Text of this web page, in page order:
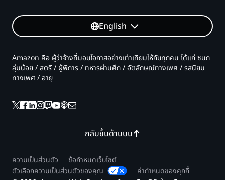
English
กลับขึ้นด้านบน
Amazon คือ ผู้ว่าจ้างที่มอบโอกาสอย่างเท่าเทียมให้กับทุกคน ได้แก่ ชนก
ลุ่มน้อย / สตรี / ผู้พิการ / ทหารผ่านศึก / อัตลักษณ์ทางเพศ / รสนิยม
ทางเพศ / อายุ
ความเป็นส่วนตัว
ข้อกำหนดเว็บไซต์
ตัวเลือกความเป็นส่วนตัวของคุณ
ค่ากำหนดของคุกกี้